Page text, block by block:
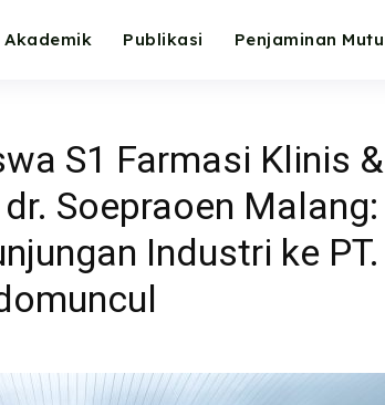
Akademik Publikasi Penjaminan Mutu
S1 Farmasi Klinis &
Soepraoen Malang:
Industri ke PT.